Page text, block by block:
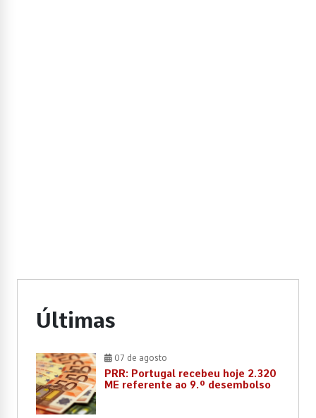
Últimas
07 de agosto
PRR: Portugal recebeu hoje 2.320
ME referente ao 9.º desembolso